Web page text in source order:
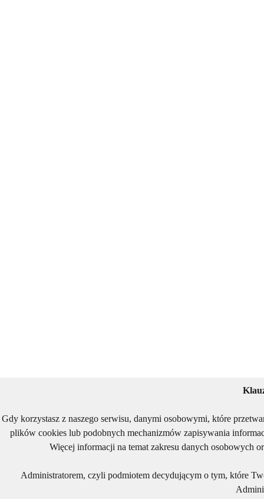
Gdy korzystasz z naszego serwisu, danymi osobowymi, które
plików cookies lub podobnych mechanizmów zapisywania
Więcej informacji na temat zakresu danych osobowych
Administratorem, czyli podmiotem decydującym o tym, które